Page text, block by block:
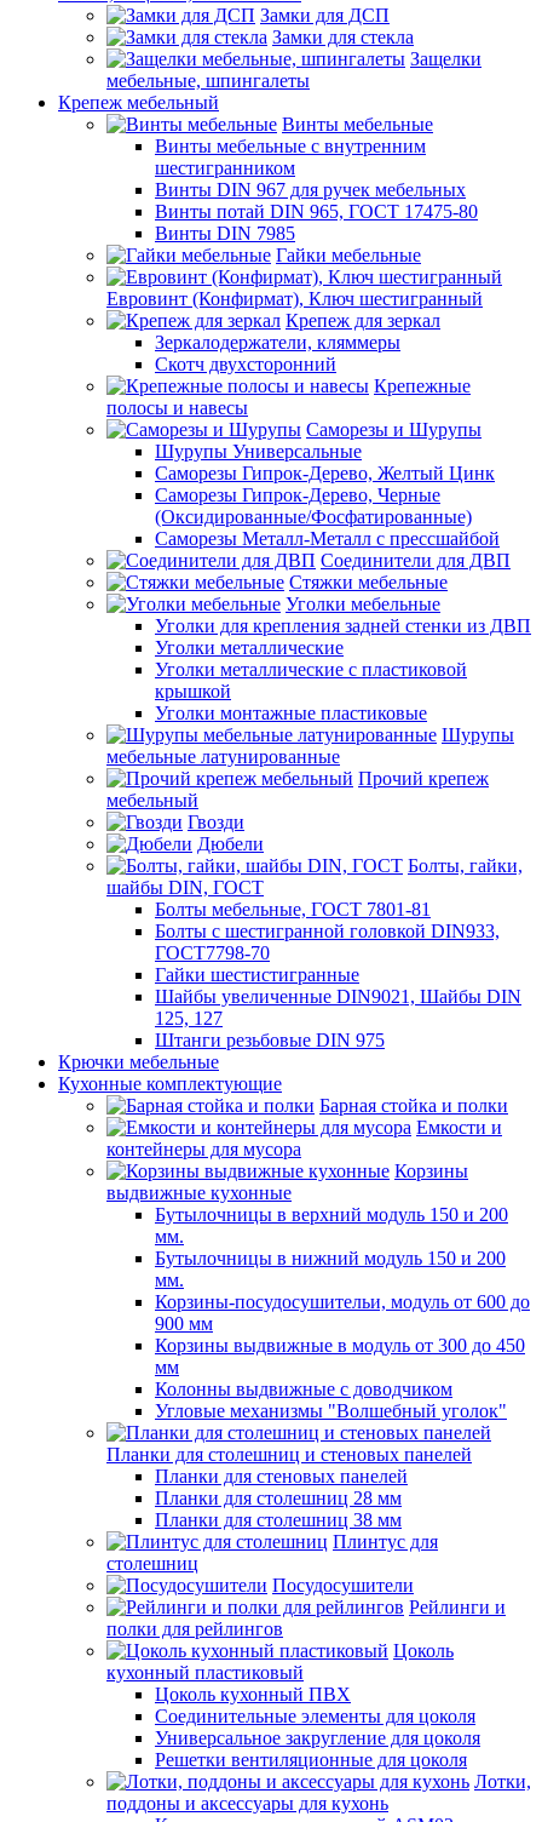
Замки для ДСП
Замки для стекла
Защелки
мебельные, шпингалеты
Крепеж мебельный
Винты мебельные
Винты мебельные с внутренним
шестигранником
Винты DIN 967 для ручек мебельных
Винты потай DIN 965, ГОСТ 17475-80
Винты DIN 7985
Гайки мебельные
Евровинт (Конфирмат), Ключ шестигранный
Крепеж для зеркал
Зеркалодержатели, кляммеры
Скотч двухсторонний
Крепежные
полосы и навесы
Саморезы и Шурупы
Шурупы Универсальные
Саморезы Гипрок-Дерево, Желтый Цинк
Саморезы Гипрок-Дерево, Черные
(Оксидированные/Фосфатированные)
Саморезы Металл-Металл с прессшайбой
Соединители для ДВП
Стяжки мебельные
Уголки мебельные
Уголки для крепления задней стенки из ДВП
Уголки металлические
Уголки металлические с пластиковой
крышкой
Уголки монтажные пластиковые
Шурупы
мебельные латунированные
Прочий крепеж
мебельный
Гвозди
Дюбели
Болты, гайки,
шайбы DIN, ГОСТ
Болты мебельные, ГОСТ 7801-81
Болты с шестигранной головкой DIN933,
ГОСТ7798-70
Гайки шестистигранные
Шайбы увеличенные DIN9021, Шайбы DIN
125, 127
Штанги резьбовые DIN 975
Крючки мебельные
Кухонные комплектующие
Барная стойка и полки
Емкости и
контейнеры для мусора
Корзины
выдвижные кухонные
Бутылочницы в верхний модуль 150 и 200
мм.
Бутылочницы в нижний модуль 150 и 200
мм.
Корзины-посудосушительи, модуль от 600 до
900 мм
Корзины выдвижные в модуль от 300 до 450
мм
Колонны выдвижные с доводчиком
Угловые механизмы "Волшебный уголок"
Планки для столешниц и стеновых панелей
Планки для стеновых панелей
Планки для столешниц 28 мм
Планки для столешниц 38 мм
Плинтус для
столешниц
Посудосушители
Рейлинги и
полки для рейлингов
Цоколь
кухонный пластиковый
Цоколь кухонный ПВХ
Соединительные элементы для цоколя
Универсальное закругление для цоколя
Решетки вентиляционные для цоколя
Лотки,
поддоны и аксессуары для кухонь